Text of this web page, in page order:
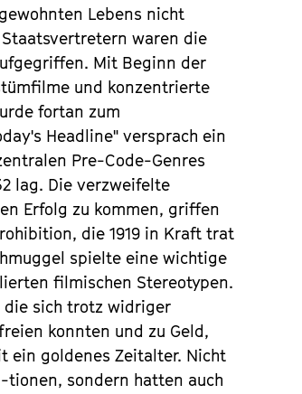
Lebens nicht
waren die
Mit Beginn der
und konzentrierte
fortan zum
Headline" versprach ein
Pre-Code-Genres
lag. Die verzweifelte
Erfolg zu kommen, griffen
die 1919 in Kraft trat
spielte eine wichtige
filmischen Stereotypen.
die sich trotz widriger
konnten und zu Geld,
ein goldenes Zeitalter. Nicht
tionen, sondern hatten auch